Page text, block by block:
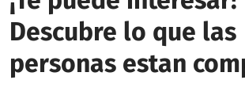
Descubre lo que las
personas estan